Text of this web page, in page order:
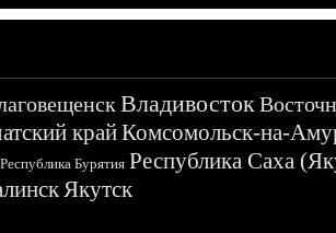
Владивосток
крайКомсомольск-на-
Республика Бурятия Республика Саха
Якутск